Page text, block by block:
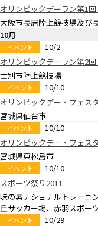
オリンピックデーラン第1
大阪市長居陸上競技場及び
10月
イベント
10/2
オリンピックデーラン第2
士別市陸上競技場
イベント
10/10
オリンピックデー・フェス
宮城県仙台市
イベント
10/10
オリンピックデー・フェス
宮城県東松島市
イベント
10/10
スポーツ祭り2011
味の素ナショナルトレーニ
丘サッカー場、赤羽スポー
イベント
10/29